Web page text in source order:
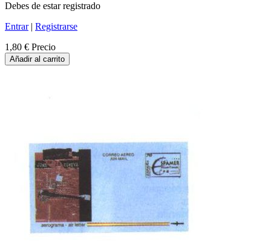
Debes de estar registrado
Entrar| Registrarse
1,80 € Precio
Añadir al carrito